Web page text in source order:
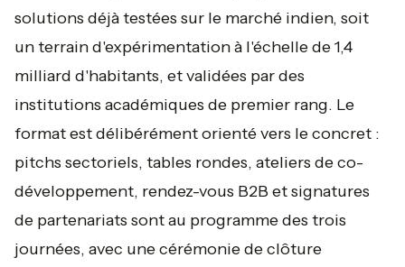
solutions déjà testées sur le marché indien, soit
un terrain d'expérimentation à l'échelle de 1,4
milliard d'habitants, et validées par des
institutions académiques de premier rang. Le
format est délibérément orienté vers le concret :
pitchs sectoriels, tables rondes, ateliers de co-
développement, rendez-vous B2B et signatures
de partenariats sont au programme des trois
journées, avec une cérémonie de clôture